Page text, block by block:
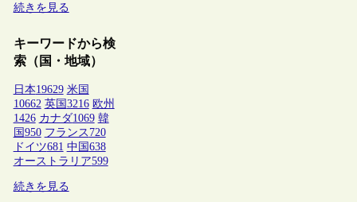
続きを見る
キーワードから検
索（国・地域）
日本19629 米国
10662 英国 3216 欧州
1426 カナダ1069 韓
国 950 フランス 720
ドイツ681 中国 638
オーストラリア599
続きを見る